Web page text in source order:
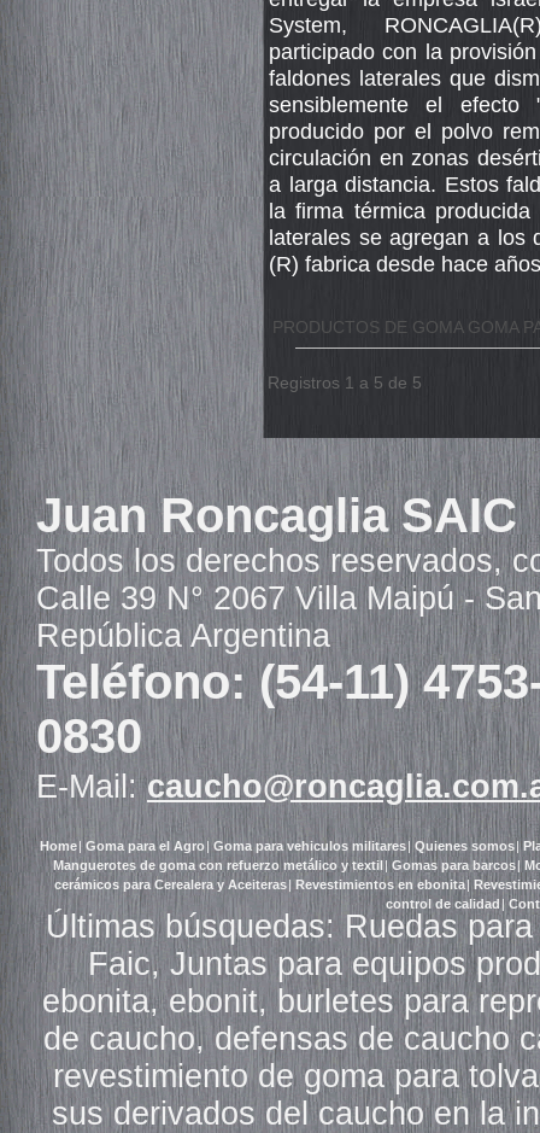
System,
participado con la
faldones laterales que
sensiblemente el efecto
producido por el polvo
circulación en zonas
a larga distancia. Estos
la firma térmica
laterales se agregan a los
(R) fabrica desde hace
PRODUCTOS DE GOMA GOMA
Registros 1 a 5 de 5
Juan Roncaglia SAIC
Todos los derechos reservados,
Calle 39 N° 2067 Villa Maipú -
República Argentina
Teléfono: (54-11)
0830
E-Mail:
Home | Goma para el Agro |Goma para vehiculos militares | Quienes somos |
Manguerotes de goma con refuerzo metálico y textil| Gomas para barcos|
cerámicos para Cerealera y Aceiteras| Revestimientos en ebonita|
control de calidad |
Últimas búsquedas: Ruedas
Faic, Juntas para equipos
ebonita, ebonit, burletes para
de caucho, defensas de caucho
revestimiento de goma para
sus derivados del caucho en la